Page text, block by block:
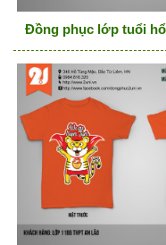
Đồng phục lớp tuổi